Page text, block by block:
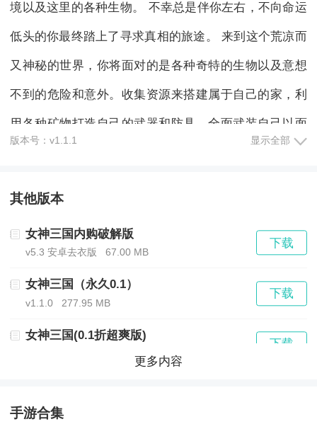
境以及这里的各种生物。 不幸总是伴你左右，不向命运
低头的你最终踏上了寻求真相的旅途。 来到这个荒凉而
又神秘的世界，你将面对的是各种奇特的生物以及意想
不到的危险和意外。收集资源来搭建属于自己的家，利
用各种矿物打造自己的武器和防具，全面武装自己以面
游戏福利
历史累计充值活动
每个档位仅可领取一次，不可重复领取
养丹*1000，悟道石*200
版本号：v1.1.1 显示全部
其他版本
女神三国内购破解版
v5.3 安卓去衣版 67.00 MB
下载
女神三国（永久0.1）
v1.1.0 277.95 MB
下载
女神三国(0.1折超爽版)
下载
v1.1.1
更多内容
手游合集